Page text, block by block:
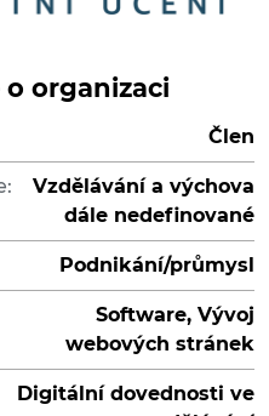
organizaci
Člen
Vzdělávání a výchova
dále nedefinované
Podnikání/průmysl
Software, Vývoj
webových stránek
Digitální dovednosti ve